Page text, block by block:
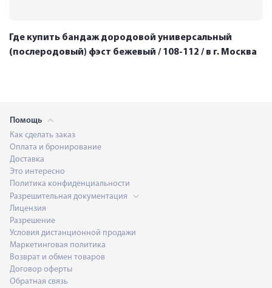
Где купить бандаж дородовой универсальный
(послеродовый) фэст бежевый / 108-112 / в г. Москва
Помощь
Как сделать заказ
Оплата и бронирование
Доставка
Это интересно
Политика конфиденциальности
Разрешительная документация
Лицензия
Разрешение
Условия дистанционной продажи
Маркетинговая политика
Возврат и обмен товаров
Договор оферты
Обратная связь